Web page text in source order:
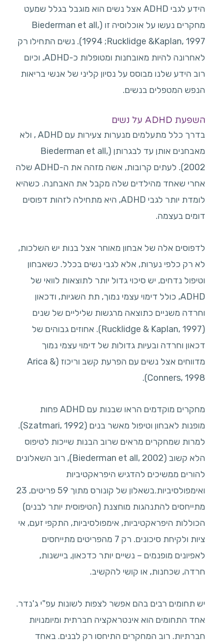
הידע לגבי ADHD אצל נשים הוא מוגבל בגלל שמעט
מחקרים נעשו על אוכלוסיה זו (Biederman et all,
1994 ;Rucklidge &Kaplan, 1997). נשים התחילו רק
לאחרונה להיות מאובחנות ומטופלות כ-ADHD, וכיום
רוב הידע שלנו מבוסס על נסיון קליני של אנשי בריאות
הנפש המטפלים בנשים.
השפעת ADHD על נשים
בדרך כלל מתעלמים מנערות צעירות עם ADHD , ולא
מאבחנים אותן עד לבגרותן (Biederman et all,
2002). לעתים קרובות, אשה מזהה את ה-ADHD שלה
אחרי שאחד מהילדים שלה מקבל את האבחנה. כשהיא
לומדת יותר לגבי ADHD, היא מתחילה לזהות דפוסים
דומים בעצמה.
לדפוסים אלה של אבחון מאוחר אצל בנות יש השלכות,
לא רק כלפי נערות, אלא לגבי נשים בכלל. כשאבחון
וטיפול נדחים, יש סיכוי גדול יותר לתוצאות לוואי של
ADHD, כולל דימוי עצמי נמוך, תת השגיות, ודכאון
וחרדה משניים כתוצאה מרגשות שליליים של שנים
(Rucklidge & Kaplan, 1997). אחוזים גבוהים של
דכאון וחרדה ובעיות גדולות של דימוי עצמי נמוך
מדווחים אצל נשים עם הפרעת קשב וריכוז (Arica &
Conners, 1998).
מחקרים מוקדמים הראו שבנות עם ADHD פחות
מופנות לאבחון וטיפול מאשר בנים (Szatmari, 1992).
למרות שמחקרים מראים שרוב הבנות שייכות לטיפוס
הלא קשוב (Biederman et all, 2002), רוב השאלונים
להורים ממשיכים להדגיש היפראקטיביות
ואימפולסיביות.בשאלון של קונורס מתוך 59 פריטים, 23
מתייחסים להתנהגות מוחצנת (הטיפוסית יותר לבנים)
הכוללות היפראקטיביות, אימפולסיביות, התקפי זעם, אי
ציות ולקיחת סיכונים. רק 7 מהפריטים מתייחסים
לאפיונים מופנמים – נשיים יותר כדכאון, ביישנות,
חרדה, שכחנות, או קושי להקשיב.
יש תחומים רבים בהם אפשר לצפות לשונות עפ"י ג'נדר.
אחד התחומים הוא אינטראקציה חברתית ומיומנויות
חברתיות. רוב המחקרים התיחסו רק לבנים. באחד